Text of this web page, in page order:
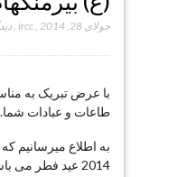
جولای 28, 2014 ,
ircc
,
با عرض تبریک به
طاعات و عبادات شما.
2014 عید فطر